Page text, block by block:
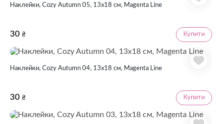
Наклейки, Cozy Autumn 05, 13х18 см, Magenta Line
30 ₴ Купити
Наклейки, Cozy Autumn 04, 13х18 см, Magenta Line
30 ₴ Купити